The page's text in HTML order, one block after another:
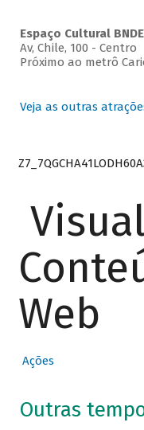
Espaço Cultural
Av, Chile, 100 - Centro
Próximo ao metrô
Veja as outras
Web
Ações
Outras